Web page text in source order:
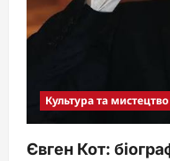
Культура та мистецтво
Євген Кот: